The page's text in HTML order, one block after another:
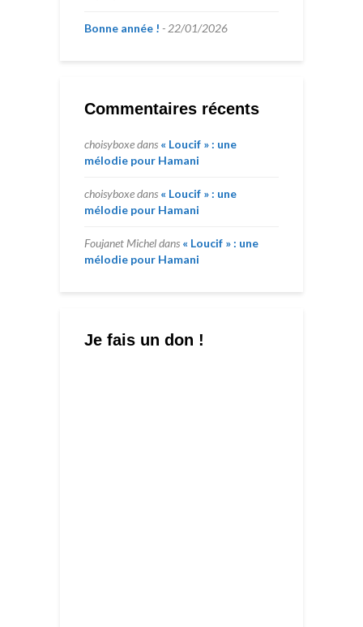
Bonne année ! 22/01/2026
Commentaires récents
choisyboxedans « Loucif » : une
mélodie pour Hamani
choisyboxedans « Loucif » : une
mélodie pour Hamani
Foujanet Micheldans « Loucif » : une
mélodie pour Hamani
Je fais un don !